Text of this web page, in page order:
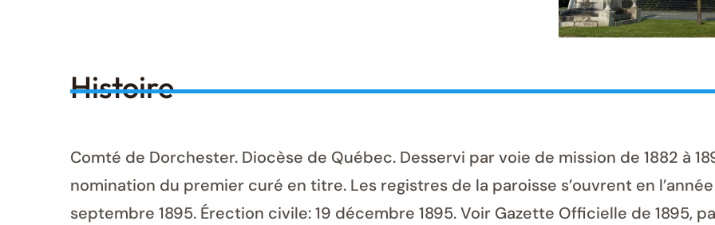
Histoire
Comté de Dorchester. Diocèse de Québec. Desservi par voie de mission de 1882 à
nomination du premier curé en titre. Les registres de la paroisse s’ouvrent en
septembre 1895. Érection civile: 19 décembre 1895. Voir Gazette Officielle de 1895,